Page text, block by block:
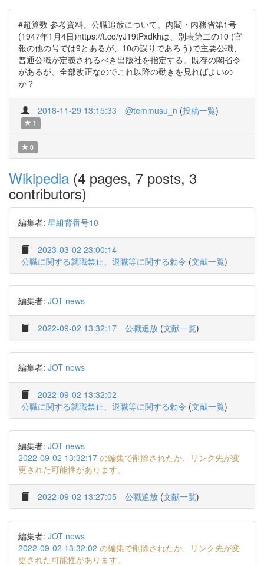
#超算数 参考資料。公職追放について。内閣・内務省第1号
(1947年1月4日)https://t.co/yJ19tPxdkhは、別表第二の10 (官
報の他の号では9とあるが、10の誤りであろう)で主要公職、
普通公職が定義されるべき出版社を指定する。既存の閣省令
があるが、全部改正なのでこれ以降の動きを見ればよいの
か？
2018-11-29 13:15:33 @temmusu_n (投稿一覧)
1
0
Wikipedia (4 pages, 7 posts, 3
contributors)
編集者: 星組背番号10
2023-03-02 23:00:14
公職に関する就職禁止、退職等に関する勅令 (文献一覧)
編集者: JOT news
2022-09-02 13:32:17 公職追放 (文献一覧)
編集者: JOT news
2022-09-02 13:32:02
公職に関する就職禁止、退職等に関する勅令 (文献一覧)
編集者: JOT news
2022-09-02 13:32:17 の編集で削除されたか、リンク先が変
更された可能性があります。
2022-09-02 13:27:05 公職追放 (文献一覧)
編集者: JOT news
2022-09-02 13:32:02 の編集で削除されたか、リンク先が変
更された可能性があります。